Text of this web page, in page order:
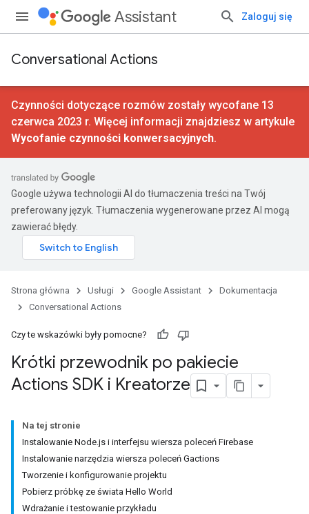
Assistant Zaloguj się
Conversational Actions
Czynności dotyczące rozmów zostały wycofane 13
czerwca 2023 r. Więcej informacji znajdziesz w artykule
Wycofanie czynności konwersacyjnych.
Google używa technologii AI do tłumaczenia treści na Twój
preferowany język. Tłumaczenia wygenerowane przez AI mogą
zawierać błędy.
Strona główna Usługi Google Assistant
Dokumentacja
Conversational Actions
Czy te wskazówki były pomocne?
Krótki przewodnik po pakiecie
Actions SDK i Kreatorze
Na tej stronie
Instalowanie Node.js i interfejsu wiersza poleceń Firebase
Instalowanie narzędzia wiersza poleceń Gactions
Tworzenie i konfigurowanie projektu
Pobierz próbkę ze świata Hello World
Wdrażanie i testowanie przykładu